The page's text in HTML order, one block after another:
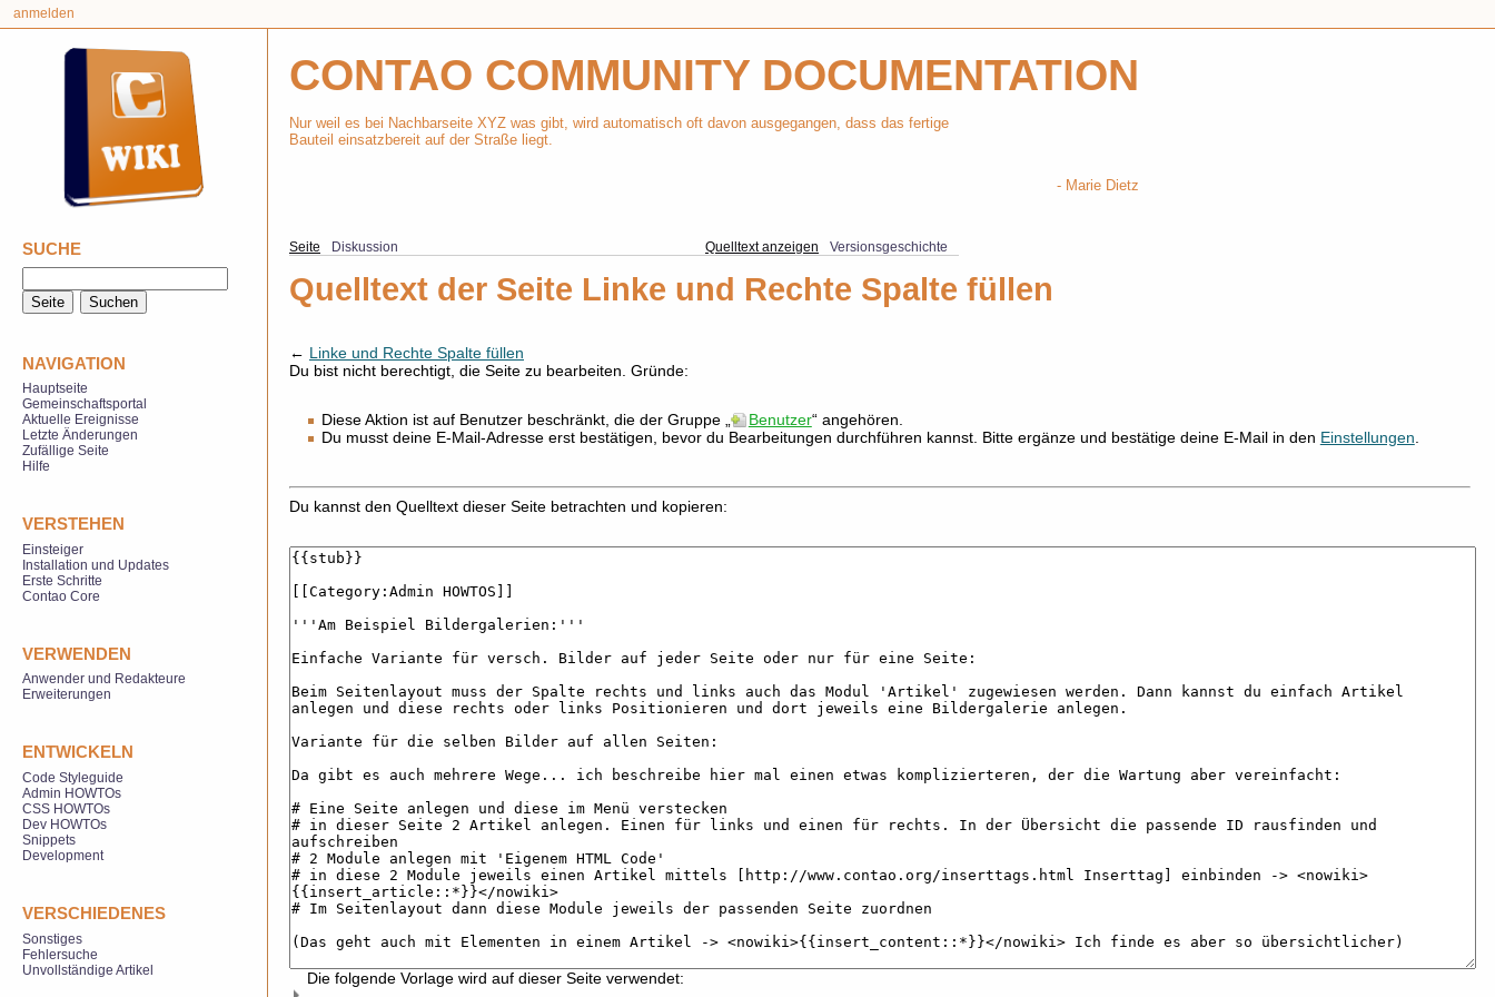
Quelltext der Seite Linke und Rechte Spalte füllen
← Linke und Rechte Spalte füllen
Du bist nicht berechtigt, die Seite zu bearbeiten. Gründe:
Diese Aktion ist auf Benutzer beschränkt, die der Gruppe „ Benutzer“ angehören.
Du musst deine E-Mail-Adresse erst bestätigen, bevor du Bearbeitungen durchführen kannst. Bitte ergänze und bestätige deine E-Mail in den Einstellungen.
Du kannst den Quelltext dieser Seite betrachten und kopieren:
Die folgende Vorlage wird auf dieser Seite verwendet:
Seite Diskussion Quelltext anzeigen Versionsgeschichte
anmelden
CONTAO COMMUNITY DOCUMENTATION
Nur weil es bei Nachbarseite XYZ was gibt, wird automatisch oft davon ausgegangen, dass das fertige
Bauteil einsatzbereit auf der Straße liegt.
Marie Dietz
SUCHE
NAVIGATION
Hauptseite
Gemeinschaftsportal
Aktuelle Ereignisse
Letzte Änderungen
Zufällige Seite
Hilfe
VERSTEHEN
Einsteiger
Installation und Updates
Erste Schritte
Contao Core
VERWENDEN
Anwender und Redakteure
Erweiterungen
ENTWICKELN
Code Styleguide
Admin HOWTOs
CSS HOWTOs
Dev HOWTOs
Snippets
Development
VERSCHIEDENES
Sonstiges
Fehlersuche
Unvollständige Artikel